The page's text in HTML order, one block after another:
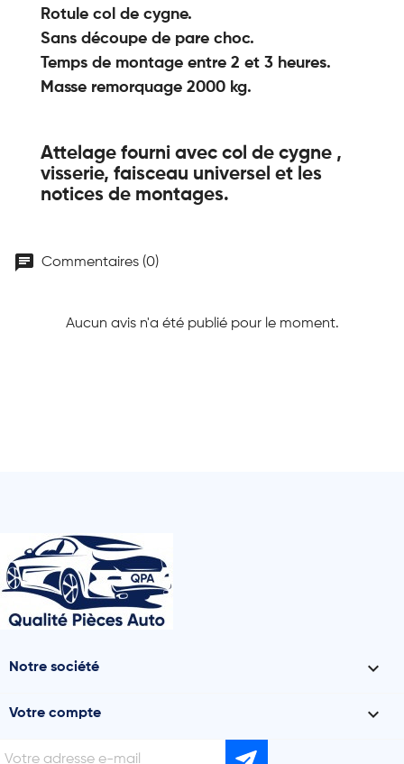
Rotule col de cygne.
Sans découpe de pare choc.
Temps de montage entre 2 et 3 heures.
Masse remorquage 2000 kg.
Attelage fourni avec col de cygne ,
visserie, faisceau universel et les
notices de montages.
chat Commentaires (0)
Aucun avis n'a été publié pour le moment.
Notre société 
Votre compte 